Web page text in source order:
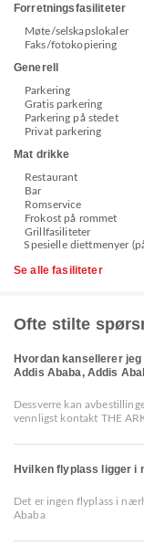
Forretningsfasiliteter
Møte/selskapslokaler
Faks/fotokopiering
Generell
Parkering
Gratis parkering
Parkering på stedet
Privat parkering
Mat drikke
Restaurant
Bar
Romservice
Frokost på rommet
Grillfasiliteter
Spesielle diettmenyer
Se alle fasiliteter
Ofte stilte
Hvordan kansellerer
Addis Ababa, Addis
Dessverre kan
vennligst kontakt THE
Hvilken flyplass ligger i
Det er ingen flyplass i
Ababa